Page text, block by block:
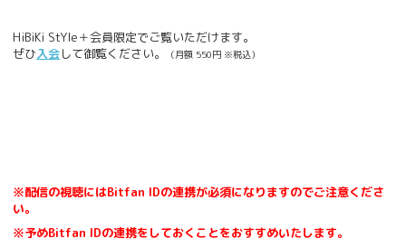
HiBiKi StYle＋会員限定でご覧いただけます。
ぜひ入会して御覧ください。 （月額 550円 ※税込）
※配信の視聴にはBitfan IDの連携が必須になりますのでご注意くださ
い。
※予めBitfan IDの連携をしておくことをおすすめいたします。